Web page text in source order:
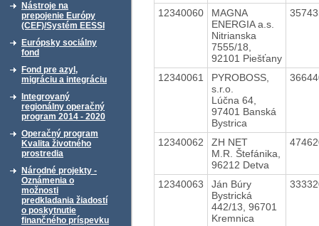
Nástroje na
prepojenie Európy
(CEF)/Systém EESSI
Európsky sociálny
fond
Fond pre azyl,
migráciu a integráciu
Integrovaný
regionálny operačný
program 2014 - 2020
Operačný program
Kvalita životného
prostredia
Národné projekty -
Oznámenia o
možnosti
predkladania žiadostí
o poskytnutie
finančného príspevku
12340060
MAGNA
ENERGIA a.s.
Nitrianska
7555/18,
92101 Piešťany
12340061
PYROBOSS,
s.r.o.
Lúčna 64,
97401 Banská
Bystrica
12340062
ZH NET
M.R. Štefánika,
96212 Detva
12340063
Ján Búry
Bystrická
442/13, 96701
Kremnica